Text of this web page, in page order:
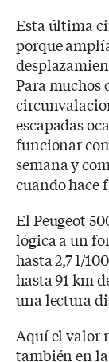
Esta última
porque
Para muchos
escapadas
funcionar
semana y
cuando hace
El Peugeot
lógica a un
hasta 2,7 l/
hasta 91 km
una lectura
Aquí el valor
también en